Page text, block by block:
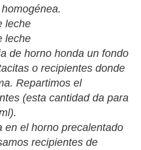
de horno honda un fondo
o recipientes donde
Repartimos el
(esta cantidad da para
en el horno precalentado
recipientes de